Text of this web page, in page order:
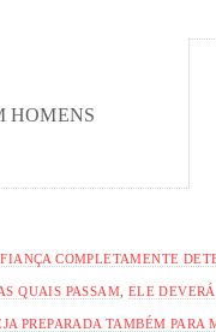
HOMENS
COMPLETAMENTE
QUAIS PASSAM ELE
PREPARADA TAMBÉM PARA